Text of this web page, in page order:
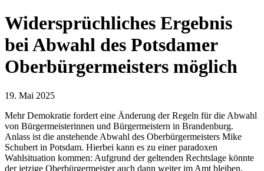
Widersprüchliches Ergebnis
bei Abwahl des Potsdamer
Oberbürgermeisters möglich
19. Mai 2025
Mehr Demokratie fordert eine Änderung der Regeln für die Abwahl
von Bürgermeisterinnen und Bürgermeistern in Brandenburg.
Anlass ist die anstehende Abwahl des Oberbürgermeisters Mike
Schubert in Potsdam. Hierbei kann es zu einer paradoxen
Wahlsituation kommen: Aufgrund der geltenden Rechtslage könnte
der jetzige Oberbürgermeister auch dann weiter im Amt bleiben,